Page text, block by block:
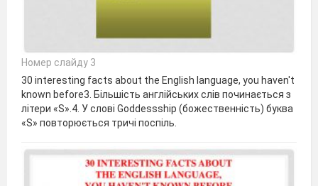
Номер слайду 3
30 interesting facts about the English language, you haven't
known before3. Більшість англійських слів починається з
літери «S».4. У слові Goddessship (божественність) буква
«S» повторюється тричі поспіль.